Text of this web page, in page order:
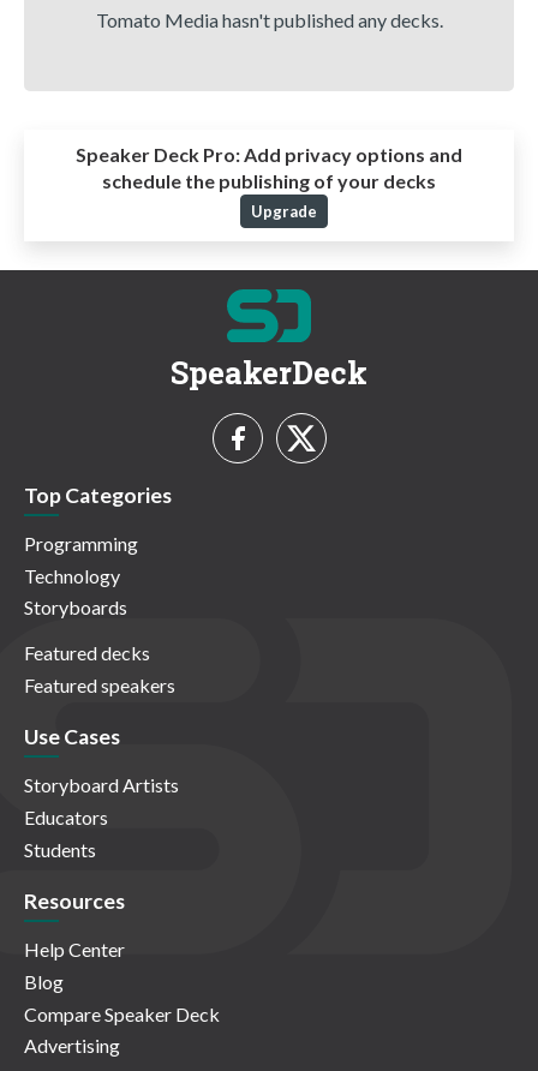
Tomato Media hasn't published any decks.
Speaker Deck Pro:Add privacy options and
schedule the publishing of your decks
Upgrade
SpeakerDeck
Top Categories
Programming
Technology
Storyboards
Featured decks
Featured speakers
Use Cases
Storyboard Artists
Educators
Students
Resources
Help Center
Blog
Compare Speaker Deck
Advertising